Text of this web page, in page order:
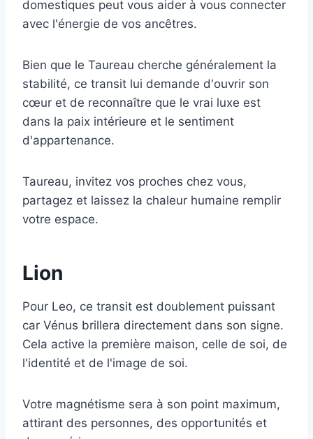
domestiques peut vous aider à vous connecter
avec l'énergie de vos ancêtres.
Bien que le Taureau cherche généralement la
stabilité, ce transit lui demande d'ouvrir son
cœur et de reconnaître que le vrai luxe est
dans la paix intérieure et le sentiment
d'appartenance.
Taureau, invitez vos proches chez vous,
partagez et laissez la chaleur humaine remplir
votre espace.
Lion
Pour Leo, ce transit est doublement puissant
car Vénus brillera directement dans son signe.
Cela active la première maison, celle de soi, de
l'identité et de l'image de soi.
Votre magnétisme sera à son point maximum,
attirant des personnes, des opportunités et